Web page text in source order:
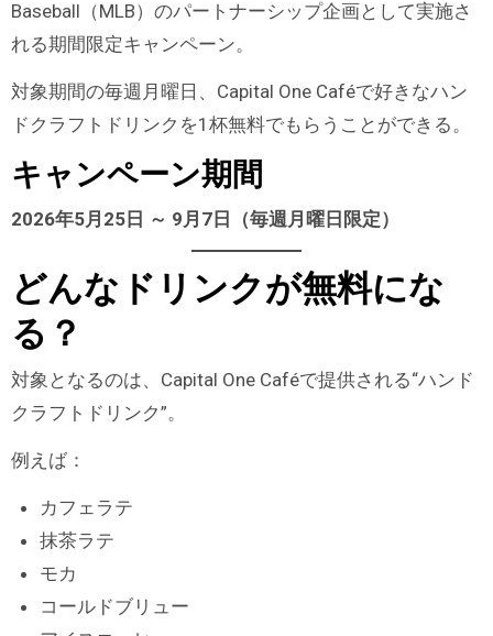
Baseball（MLB）のパートナーシップ企画として実施さ
れる期間限定キャンペーン。
対象期間の毎週月曜日、Capital One Caféで好きなハン
ドクラフトドリンクを1杯無料でもらうことができる。
キャンペーン期間
2026年5月25日 ～ 9月7日（毎週月曜日限定）
どんなドリンクが無料にな
る？
対象となるのは、Capital One Caféで提供される“ハンド
クラフトドリンク”。
例えば：
カフェラテ
抹茶ラテ
モカ
コールドブリュー